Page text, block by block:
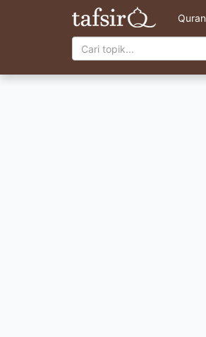
Quran